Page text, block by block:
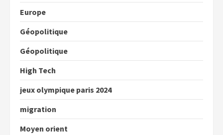
Europe
Géopolitique
Géopolitique
High Tech
jeux olympique paris 2024
migration
Moyen orient